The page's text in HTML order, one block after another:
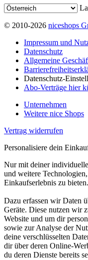
© 2010-2026 niceshops
Impressum und
Datenschutz
Allgemeine
Datenschutz-
Abo-Verträge hier
Unternehmen
Weitere nice Shops
Vertrag widerrufen
Personalisiere dein
Nur mit deiner
und weitere
Einkaufserlebnis zu bieten.
Dazu erfassen wir Daten
Geräte. Diese nutzen wir
Website und um dir
sowie zur Analyse der
deine verschlüsselten
dir über deren Online-
du deren Dienste bereits